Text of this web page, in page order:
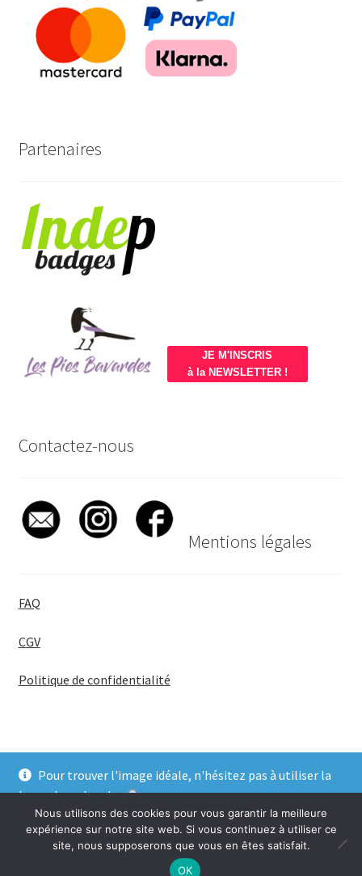
Pour trouver l'image idéale, n'hésitez pas à utiliser la
barre de recherche
Ignorer
Partenaires
JE M'INSCRIS
à la NEWSLETTER !
Contactez-nous
Mentions légales
FAQ
CGV
Politique de confidentialité
© BadgeGirl® 2026
Nous utilisons des cookies pour vous garantir la meilleure
expérience sur notre site web. Si vous continuez à utiliser ce
site, nous supposerons que vous en êtes satisfait.
OK